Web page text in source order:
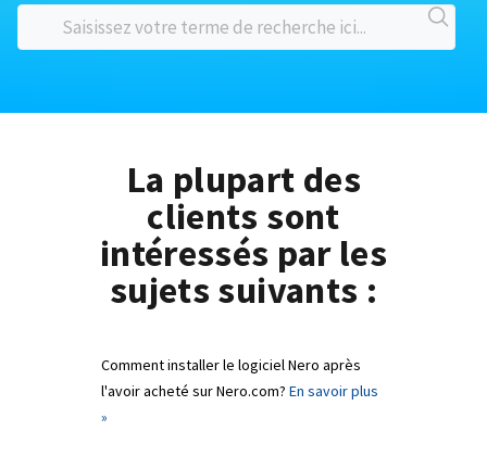
La plupart des
clients sont
intéressés par les
sujets suivants :
Comment installer le logiciel Nero après
l'avoir acheté sur Nero.com? En savoir plus
»